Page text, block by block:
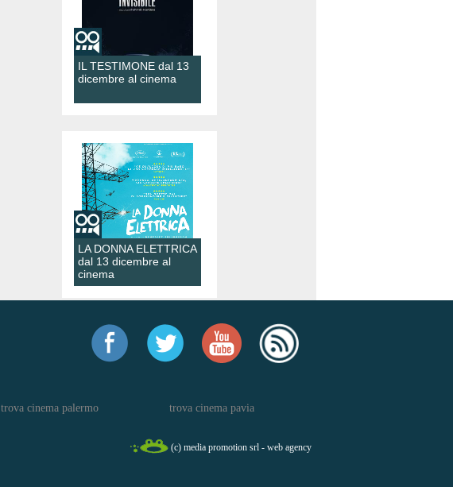
IL TESTIMONE dal 13
dicembre al cinema
LA DONNA ELETTRICA
dal 13 dicembre al
cinema
trova cinema palermo trova cinema pavia
(c) media promotion srl - web agency